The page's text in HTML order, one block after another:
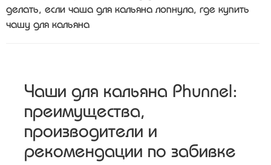
делать, если чаша для кальяна лопнула, где купить
чашу для кальяна
Чаши для кальяна Phunnel:
преимущества,
производители и
рекомендации по забивке